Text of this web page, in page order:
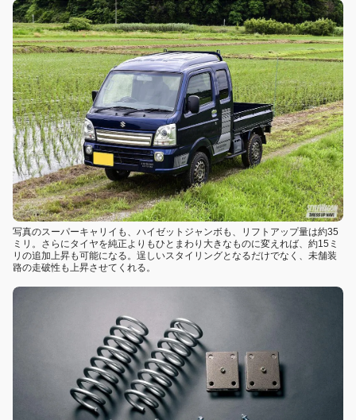
写真のスーパーキャリイも、ハイゼットジャンボも、リフトアップ量は約35
ミリ。さらにタイヤを純正よりもひとまわり大きなものに変えれば、約15ミ
リの追加上昇も可能になる。逞しいスタイリングとなるだけでなく、未舗装
路の走破性も上昇させてくれる。